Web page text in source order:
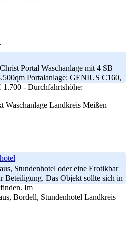
Portal Waschanlage mit 4 SB
Portalanlage: GENIUS C160,
- Durchfahrtshöhe:
Landkreis Meißen
Stundenhotel oder eine Erotikbar
Beteiligung. Das Objekt sollte sich in
Im
Landkreis